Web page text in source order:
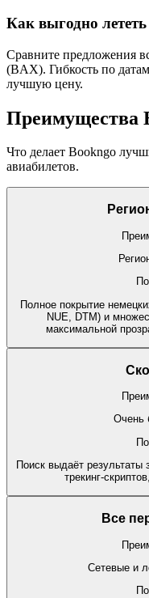
Как выгодно
Сравните предложения
(BAX). Гибкость по
лучшую цену.
Преимущества
Что делает Bookngo
авиабилетов.
Полное покрытие
NUE, DTM) и
максимальной
Очень
Поиск выдаёт
трекинг-
Все
Сетевые и